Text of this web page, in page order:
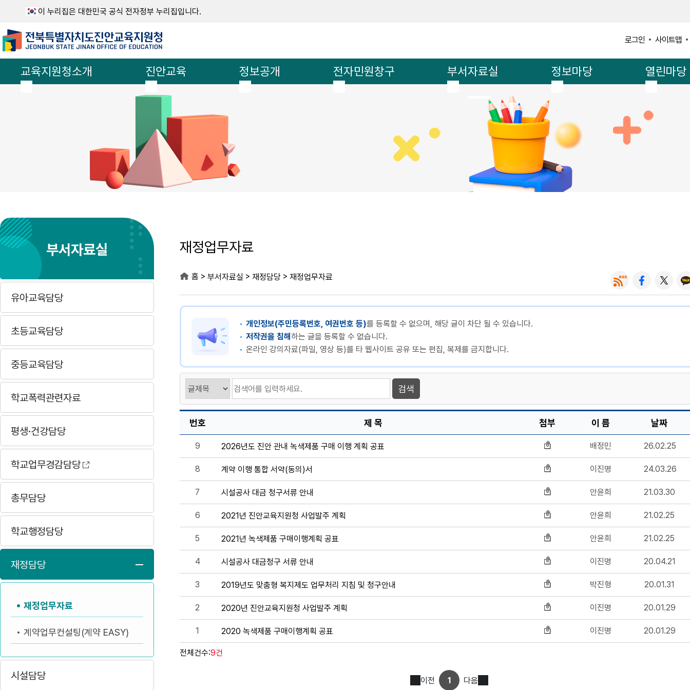
이 누리집은 대한민국 공식 전자정부 누리집입니다.
로그인 사이트맵
교육지원청소개 진안교육 정보공개 전자민원창구 부서자료실 정보마당 열린마당
부서자료실
유아교육담당
초등교육담당
중등교육담당
학교폭력관련자료
평생·건강담당
학교업무경감담당
총무담당
학교행정담당
재정담당
재정업무자료
계약업무컨설팅(계약 EASY)
시설담당
재정업무자료
홈 > 부서자료실 > 재정담당 > 재정업무자료
개인정보(주민등록번호, 여권번호 등)를 등록할 수 없으며, 해당 글이 차단 될 수 있습니다.
저작권을 침해하는 글을 등록할 수 없습니다.
온라인 강의자료(파일, 영상 등)를 타 웹사이트 공유 또는 편집, 복제를 금지합니다.
번호 제 목 첨부 이 름 날짜
9 2026년도 진안 관내 녹색제품 구매 이행 계획 공표 배정민 26.02.25
8 계약 이행 통합 서약(동의)서 이진명 24.03.26
7 시설공사 대금 청구서류 안내 안윤희 21.03.30
6 2021년 진안교육지원청 사업발주 계획 안윤희 21.02.25
5 2021년 녹색제품 구매이행계획 공표 안윤희 21.02.25
4 시설공사 대금청구 서류 안내 이진명 20.04.21
3 2019년도 맞춤형 복지제도 업무처리 지침 및 청구안내 박진형 20.01.31
2 2020년 진안교육지원청 사업발주 계획 이진명 20.01.29
1 2020 녹색제품 구매이행계획 공표 이진명 20.01.29
전체건수:9건
이전 1 다음